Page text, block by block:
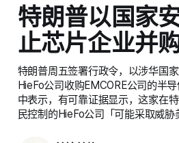
特朗普以国家
止芯片企业并
特朗普周五签署行政令，以涉华国
HieFo公司收购EMCORE公司的半
中表示，有可靠证据显示，这家在
民控制的HieFo公司「可能采取威胁